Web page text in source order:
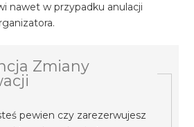
nawet w przypadku anulacji
Zmiany
pewien czy zarezerwujesz